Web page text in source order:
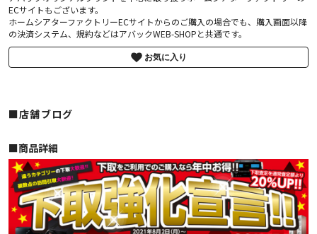
ECサイトもございます。
ホームシアターファクトリーECサイトからのご購入の場合でも、購入画面以降
の決済システム、規約などはアバックWEB-SHOPと共通です。
お気に入り
■店舗ブログ
■︎商品詳細